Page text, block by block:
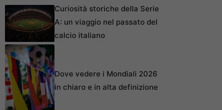
Curiosità storiche della Serie
A: un viaggio nel passato del
calcio italiano
Dove vedere i Mondiali 2026
in chiaro e in alta definizione